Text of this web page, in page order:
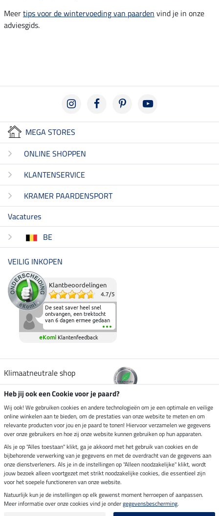
Meertips voor de wintervoeding van paarden vind je in onze
adviesgids.
MEGA STORES
ONLINE SHOPPEN
KLANTENSERVICE
KRAMER PAARDENSPORT
Vacatures
BE
VEILIG INKOPEN
Klantbeoordelingen
4.7/5
De seat saver heel snel
ontvangen, een trektocht
van 6 dagen ermee gedaan
en deze heeft de beproeving
fantastisch doorstaan.
Heerlijk zacht om op te
elkaar in het zadel.
eKomi Klantenfeedback
Klimaatneutrale shop
Verzending per
Veilig betalen met
Impressum
Laatste update op 09.08.2026 om 14:26 uur
Heb jij ook een Cookie voor je paard?
Wij ook! We gebruiken cookies en andere technologieën om je een optimale en veilige
online winkelen aan te bieden, om de prestaties van onze website te meten en om
relevante producten voor jou en je paard te tonen! Hiervoor verzamelen we gegevens
over onze gebruikers en hoe zij onze website kunnen gebruiken op hun apparaten.
Als je op "Alles toestaan" klikt, ga je akkoord met het gebruik van cookies en de
bijbehorende verwerking van je gegevens en met de overdracht van de gegevens aan
onze dienstverleners. Als je in de instellingen op "Alleen noodzakelijke" klikt, wordt
jouw bezoek alleen voortgezet met strikt noodzakelijke cookies, die essentieel zijn
voor het soepele functioneren van onze website.
Natuurlijk kun je de instellingen op elk gewenst moment herroepen of aanpassen.
Meer informatie over onze cookies vind je ondergegevensbescherming.